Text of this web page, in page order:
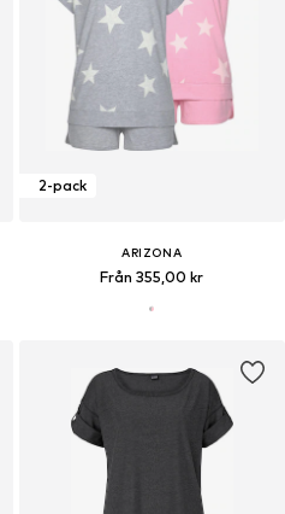
2-pack
ARIZONA
Från 355,00 kr